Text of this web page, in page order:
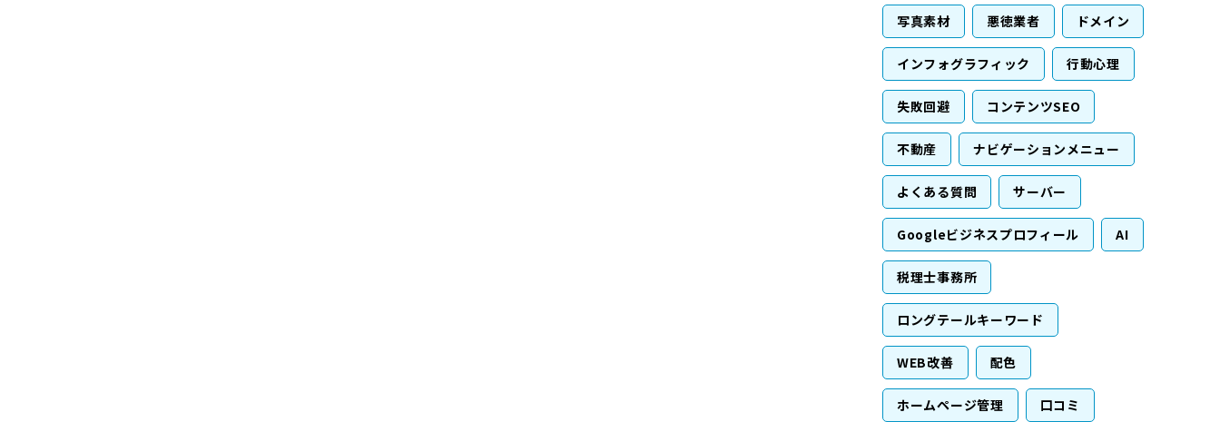
写真素材 悪徳業者 ドメイン
インフォグラフィック 行動心理
失敗回避 コンテンツSEO
不動産 ナビゲーションメニュー
よくある質問 サーバー
Googleビジネスプロフィール AI
税理士事務所
ロングテールキーワード
WEB改善 配色
ホームページ管理 口コミ